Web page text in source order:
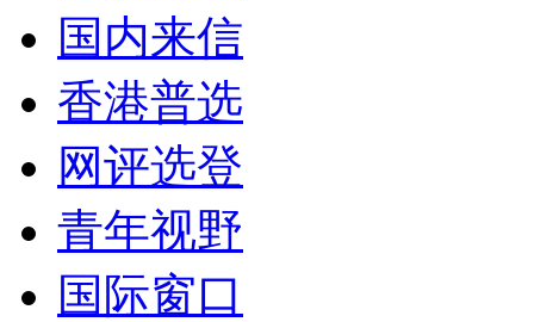
国内来信
香港普选
网评选登
青年视野
国际窗口